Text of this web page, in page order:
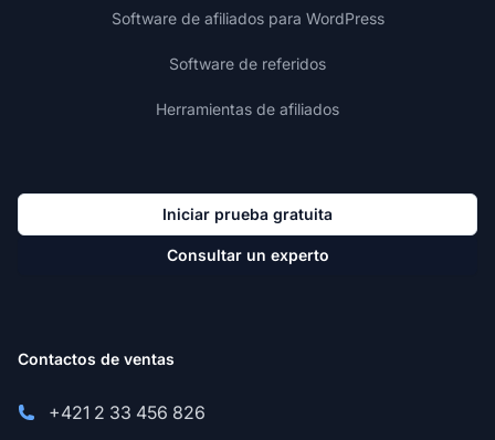
Software de afiliados para WordPress
Software de referidos
Herramientas de afiliados
Iniciar prueba gratuita
Consultar un experto
Contactos de ventas
+421 2 33 456 826